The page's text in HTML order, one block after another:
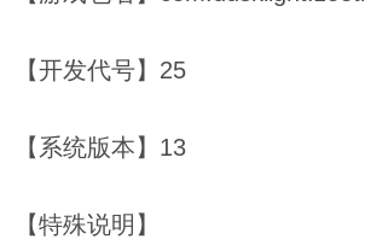
【开发代号】25
【系统版本】13
【特殊说明】